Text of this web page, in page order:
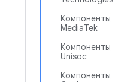
Компоненты
MediaTek
Компоненты
Unisoc
Компоненты